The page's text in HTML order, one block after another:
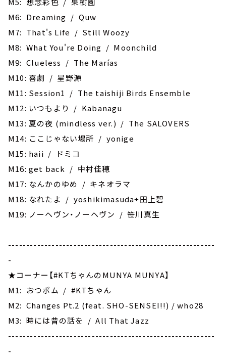
M6: Dreaming / Quw
M7: That's Life / Still Woozy
M8: What You're Doing / Moonchild
M9: Clueless / The Marías
M10: 喜劇 / 星野源
M11: Session1 / The taishiji Birds Ensemble
M12: いつもより / Kabanagu
M13: 夏の夜 (mindless ver.) / The SALOVERS
M14: ここじゃない場所 / yonige
M15: haii / ドミコ
M16: get back / 中村佳穂
M17: なんかのゆめ / キネオラマ
M18: なれたよ / yoshikimasuda+田上碧
M19: ‎ノーヘヴン・ノーヘヴン / 笹川真生
---------------------------------------------------------
-
★コーナー【#KTちゃんのMUNYA MUNYA】
M1: おつポム / #KTちゃん
M2: Changes Pt.2 (feat. SHO-SENSEI!!) / who28
M3: 時には昔の話を / All That Jazz
---------------------------------------------------------
-